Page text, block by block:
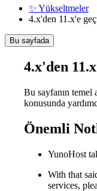
✨ Yükseltmeler
4.x'den 11.x'e
Bu sayfada
4.x'den
Bu sayfanın temel
konusunda
Önemli
YunoHost
With that
services,